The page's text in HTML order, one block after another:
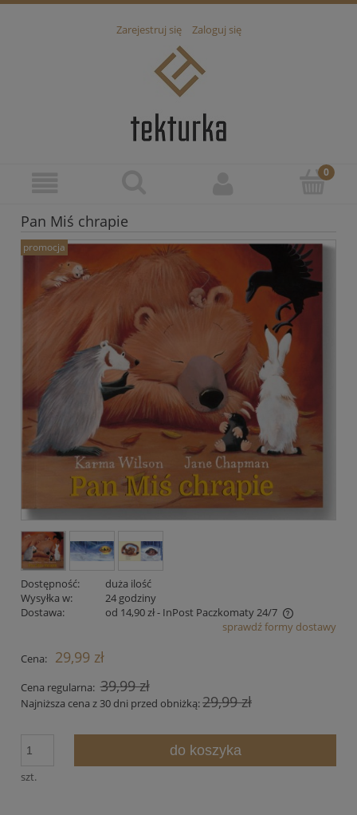
Zarejestruj się Zaloguj się
Pan Miś chrapie
promocja
Dostępność:
duża ilość
Wysyłka w:
24 godziny
Dostawa:
od 14,90 zł- InPost Paczkomaty 24/7
Cena nie zawiera ewentualnych kosztów płatnościsprawdź formy dostawy
Cena: 29,99 zł
Cena regularna: 39,99 zł
Najniższa cena z 30 dni przed obniżką:29,99 zł
szt.
do koszyka